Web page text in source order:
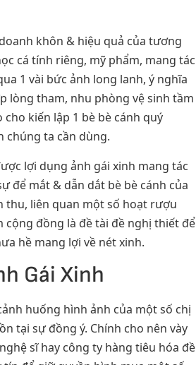
khôn & hiệu quả của tương
cá tính riêng, mỹ phẩm, mang tác
1 vài bức ảnh long lanh, ý nghĩa
lòng tham, nhu phòng vệ sinh tầm
kiến lập 1 bè bè cánh quý
chúng ta cần dùng.
lợi dụng ảnh gái xinh mang tác
để mắt & dẫn dắt bè bè cánh của
thu, liên quan một số hoạt rượu
cộng đồng là đề tài đề nghị thiết để
hề mang lợi về nét xinh.
Gái Xinh
huống hình ảnh của một số chị
tại sự đồng ý. Chính cho nên vày
sĩ hay công ty hàng tiêu hóa đề